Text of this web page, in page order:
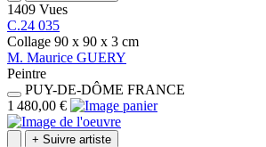
1409 Vues
C.24 035
Collage 90 x 90 x 3 cm
M. Maurice GUERY
Peintre
PUY-DE-DÔME FRANCE
1 480,00 €
+ Suivre artiste